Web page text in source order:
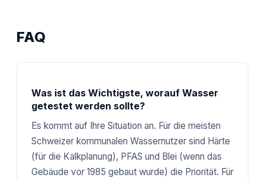
FAQ
Was ist das Wichtigste, worauf Wasser
getestet werden sollte?
Es kommt auf Ihre Situation an. Für die meisten
Schweizer kommunalen Wassernutzer sind Härte
(für die Kalkplanung), PFAS und Blei (wenn das
Gebäude vor 1985 gebaut wurde) die Priorität. Für